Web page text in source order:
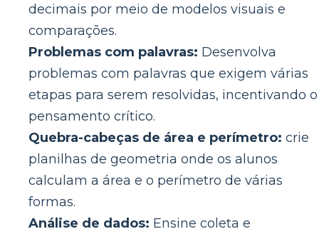
decimais por meio de modelos visuais e
comparações.
Problemas com palavras: Desenvolva
problemas com palavras que exigem várias
etapas para serem resolvidas, incentivando o
pensamento crítico.
Quebra-cabeças de área e perímetro: crie
planilhas de geometria onde os alunos
calculam a área e o perímetro de várias
formas.
Análise de dados: Ensine coleta e